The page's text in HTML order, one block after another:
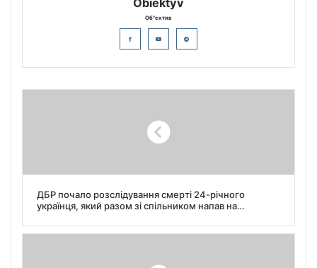
Об"єктив
ДБР почало розслідування смерті 24-річного
українця, який разом зі спільником напав на